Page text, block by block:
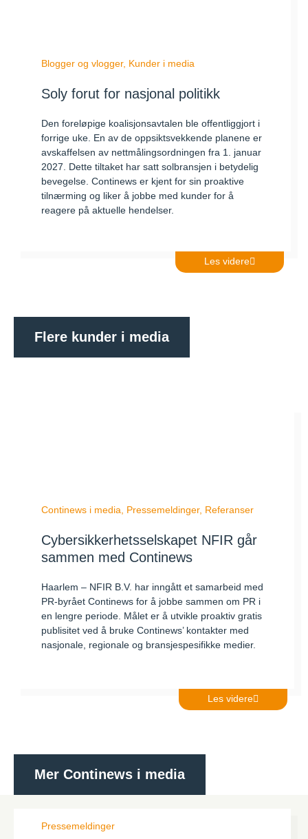
Blogger og vlogger, Kunder i media
Soly forut for nasjonal politikk
Den foreløpige koalisjonsavtalen ble offentliggjort i
forrige uke. En av de oppsiktsvekkende planene er
avskaffelsen av nettmålingsordningen fra 1. januar
2027. Dette tiltaket har satt solbransjen i betydelig
bevegelse. Continews er kjent for sin proaktive
tilnærming og liker å jobbe med kunder for å
reagere på aktuelle hendelser.
Les videre
Flere kunder i media
Continews i media Pressemeldinger, Referanser
Cybersikkerhetsselskapet NFIR går
sammen med Continews
Haarlem – NFIR B.V. har inngått et samarbeid med
PR-byrået Continews for å jobbe sammen om PR i
en lengre periode. Målet er å utvikle proaktiv gratis
publisitet ved å bruke Continews’ kontakter med
nasjonale, regionale og bransjespesifikke medier.
Les videre
Mer Continews i media
Pressemeldinger